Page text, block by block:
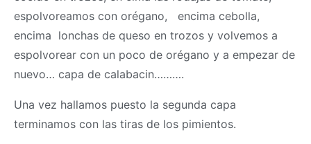
espolvoreamos con orégano, encima cebolla,
encima lonchas de queso en trozos y volvemos a
espolvorear con un poco de orégano y a empezar de
nuevo… capa de calabacin……….
Una vez hallamos puesto la segunda capa
terminamos con las tiras de los pimientos.